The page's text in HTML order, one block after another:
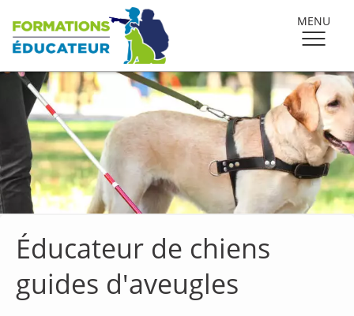
MENU
Éducateur de chiens
guides d'aveugles